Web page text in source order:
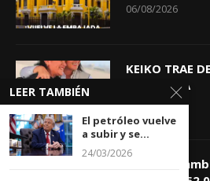
06/08/2026
KEIKO TRAE
GIOVANNA
04/08/2026
Tasa de
LEER TAMBIÉN
El petróleo vuelve
a subir y se...
24/03/2026